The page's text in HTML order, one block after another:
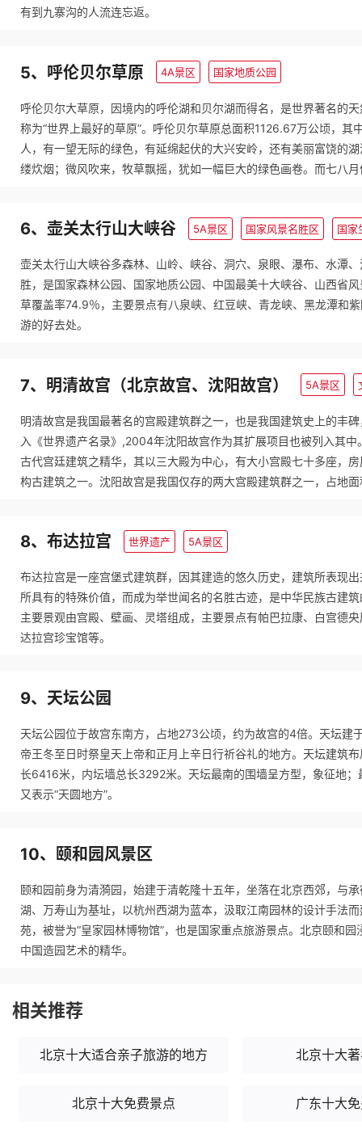
有到九寨沟的人流连忘返。
5、呼伦贝尔草原 4A景区 国家地质公园
呼伦贝尔大草原，因境内的呼伦湖和贝尔湖而得名，是世界著名的
称为“世界上最好的草原”。呼伦贝尔草原总面积1126.67万公顷，
人，有一望无际的绿色，有延绵起伏的大兴安岭，还有美丽富饶的
缕炊烟；微风吹来，牧草飘摇，犹如一幅巨大的绿色画卷。而七八
6、壶关太行山大峡谷 5A景区 国家风景名胜区
壶关太行山大峡谷多森林、山岭、峡谷、洞穴、泉眼、瀑布、水潭
胜，是国家森林公园、国家地质公园、中国最美十大峡谷、山西省
草覆盖率74.9％，主要景点有八泉峡、红豆峡、青龙峡、黑龙潭和
游的好去处。
7、明清故宫（北京故宫、沈阳故宫） 5A景区
明清故宫是我国最著名的宫殿建筑群之一，也是我国建筑史上的丰
入《世界遗产名录》,2004年沈阳故宫作为其扩展项目也被列入其
古代宫廷建筑之精华，其以三大殿为中心，有大小宫殿七十多座，
构古建筑之一。沈阳故宫是我国仅存的两大宫殿建筑群之一，占地
8、布达拉宫 世界遗产 5A景区
布达拉宫是一座宫堡式建筑群，因其建造的悠久历史，建筑所表现
所具有的特殊价值，而成为举世闻名的名胜古迹，是中华民族古建
主要景观由宫殿、壁画、灵塔组成，主要景点有帕巴拉康、白宫德
达拉宫珍宝馆等。
9、天坛公园
天坛公园位于故宫东南方，占地273公顷，约为故宫的4倍。天坛
帝王冬至日时祭皇天上帝和正月上辛日行祈谷礼的地方。天坛建筑
长6416米，内坛墙总长3292米。天坛最南的围墙呈方型，象征地
又表示“天圆地方”。
10、颐和园风景区
颐和园前身为清漪园，始建于清乾隆十五年，坐落在北京西郊，与
湖、万寿山为基址，以杭州西湖为蓝本，汲取江南园林的设计手法
苑，被誉为“皇家园林博物馆”，也是国家重点旅游景点。北京颐和
中国造园艺术的精华。
相关推荐
北京十大适合亲子旅游的地方 北京十大
北京十大免费景点 广东十大